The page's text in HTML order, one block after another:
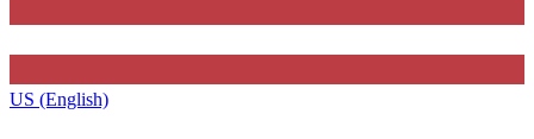
US (English)